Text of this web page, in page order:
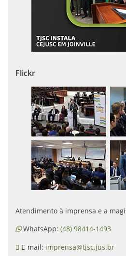
Flickr
Atendimento à imprensa e a
WhatsApp: (48) 98414-1493
E-mail: imprensa@tjsc.jus.br